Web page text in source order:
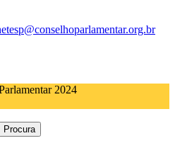
2024
Procura